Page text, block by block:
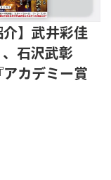
】武井彩佳
、石沢武彰
アカデミー賞